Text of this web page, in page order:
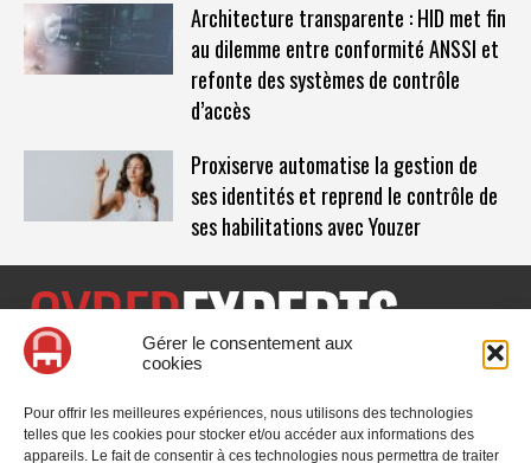
Gérer le consentement aux
cookies
Pour offrir les meilleures expériences, nous utilisons des technologies
telles que les cookies pour stocker et/ou accéder aux informations des
appareils. Le fait de consentir à ces technologies nous permettra de traiter
Architecture transparente : HID met fin
au dilemme entre conformité ANSSI et
refonte des systèmes de contrôle
d’accès
Proxiserve automatise la gestion de
ses identités et reprend le contrôle de
ses habilitations avec Youzer
CyberExperts.tech est un média dédié à la sécurité informatique
l'actualité, des retours d'utilisateurs, des évènements, des livres
blancs et les nominations du secteur. Retrouvez toutes les